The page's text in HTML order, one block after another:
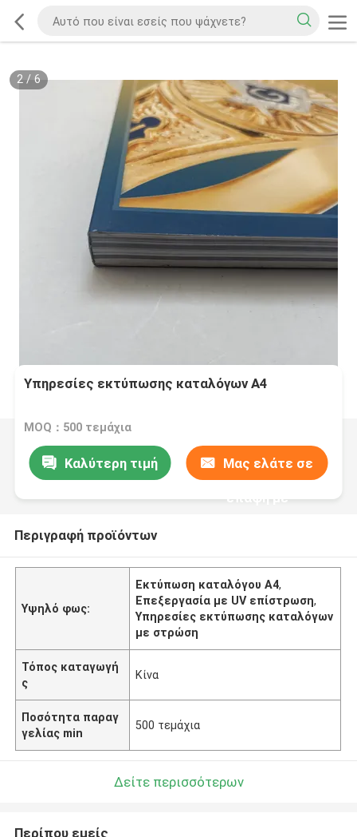
2/ 6
Υπηρεσίες εκτύπωσης καταλόγων A4
MOQ：500 τεμάχια
Καλύτερη τιμή Μας ελάτε σε
επαφή με
Περιγραφή προϊόντων
Υψηλό φως:
Εκτύπωση καταλόγου A4,
Επεξεργασία με UV επίστρωση,
Υπηρεσίες εκτύπωσης καταλόγων
με στρώση
Τόπος καταγωγή
ς
Κίνα
Ποσότητα παραγ
γελίας min
500 τεμάχια
Δείτε περισσότερων
Περίπου εμείς